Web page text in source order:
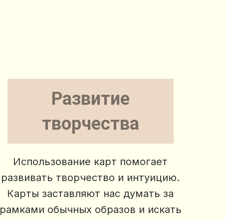
Развитие
творчества
Использование карт помогает
развивать творчество и интуицию.
Карты заставляют нас думать за
рамками обычных образов и искать